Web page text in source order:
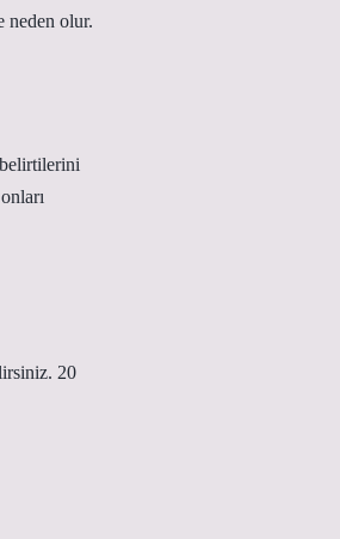
neden olur.
belirtilerini
20